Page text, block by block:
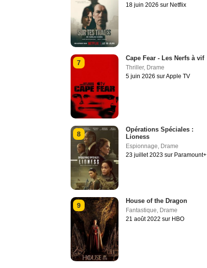
18 juin 2026 sur Netflix
7
Cape Fear - Les Nerfs à vif
Thriller, Drame
5 juin 2026 sur Apple TV
8
Opérations Spéciales :
Lioness
Espionnage, Drame
23 juillet 2023 sur Paramount+
9
House of the Dragon
Fantastique, Drame
21 août 2022 sur HBO